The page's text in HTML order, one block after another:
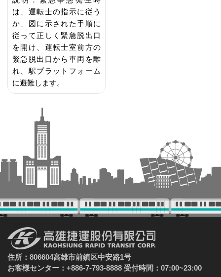
は、運転士の指示に従う
か、図に示された手順に
従って正しく緊急脱出口
を開け、運転士室前方の
緊急脱出口から車両を離
れ、駅プラットフォーム
に避難します。
住所：806604高雄市前鎮区中安路1号
お客様センター：+886-7-793-8888 受付時間：07:00~23:00